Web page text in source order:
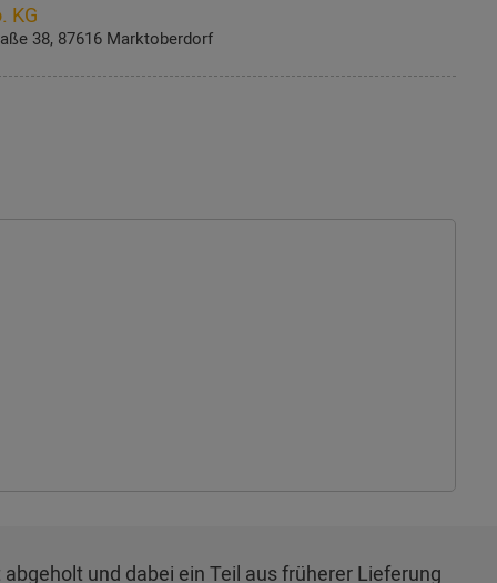
KG
38, 87616 Marktoberdorf
und dabei ein Teil aus früherer Lieferung